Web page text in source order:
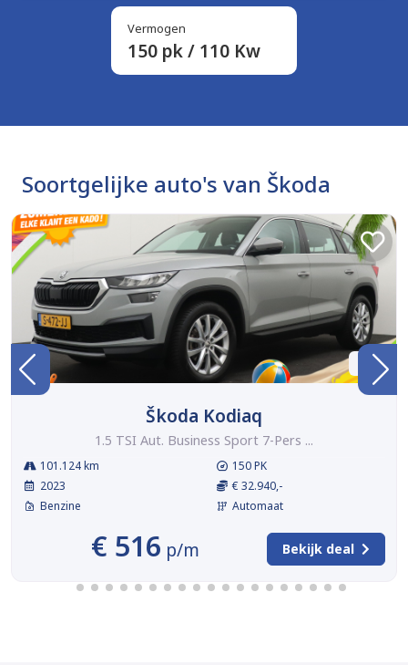
Vermogen
150 pk / 110 Kw
Soortgelijke auto's van Škoda
BTW
Škoda Kodiaq
1.5 TSI Aut. Business Sport 7-Pers ...
101.124 km
2023
Benzine
150 PK
€ 32.940,-
Automaat
€ 516 p/m Bekijk deal